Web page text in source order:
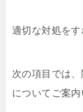
適切な対処をす
次の項目では
についてご案内